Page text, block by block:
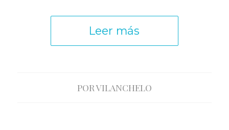
Leer más
PORVILANCHELO